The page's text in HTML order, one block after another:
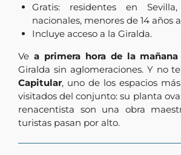
Gratis: residentes en Sevilla,
nacionales, menores de 14 años
Incluye acceso a la Giralda.
Ve a primera hora de la mañana
Giralda sin aglomeraciones. Y no
Capitular, uno de los espacios
visitados del conjunto: su planta
renacentista son una obra
turistas pasan por alto.